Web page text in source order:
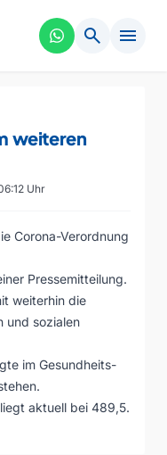
search menu
weiteren
Uhr
Corona-Verordnung
Pressemitteilung.
weiterhin die
und sozialen
im Gesundheits-
aktuell bei 489,5.